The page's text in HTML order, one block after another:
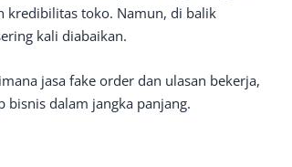
kredibilitas toko. Namun, di balik
kali diabaikan.
jasa fake order dan ulasan bekerja,
bisnis dalam jangka panjang.